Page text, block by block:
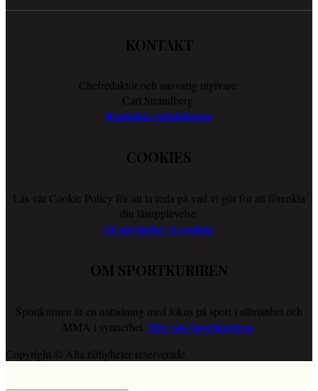
KONTAKT
Chefredaktör och ansvarig utgivare:
Carl Strandberg.
Kontakta redaktionen
COOKIES
Läs vår Cookie Policy för att ta reda på vad vi gör för att förenkla
din läsupplevelse.
Så använder vi cookies
OM SPORTKURIREN
Sportkuriren är en nättidning med fokus på sport i allmänhet och
MMA i synnerhet. Mer om Sportkuriren
Copyright © Alla rättigheter reserverade.